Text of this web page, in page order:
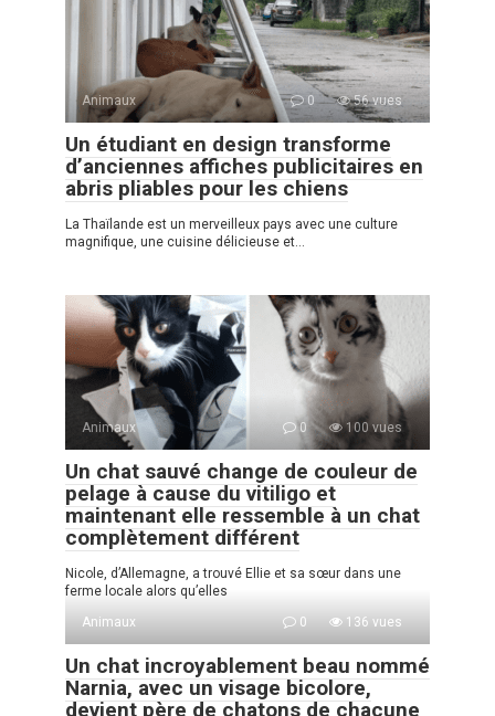
Animaux 0 56 vues
Un étudiant en design transforme
d’anciennes affiches publicitaires en
abris pliables pour les chiens
La Thaïlande est un merveilleux pays avec une culture
magnifique, une cuisine délicieuse et…
Animaux 0 100 vues
Un chat sauvé change de couleur de
pelage à cause du vitiligo et
maintenant elle ressemble à un chat
complètement différent
Nicole, d’Allemagne, a trouvé Ellie et sa sœur dans une
ferme locale alors qu’elles
Animaux
0 136 vues
Un chat incroyablement beau nommé
Narnia, avec un visage bicolore,
devient père de chatons de chacune